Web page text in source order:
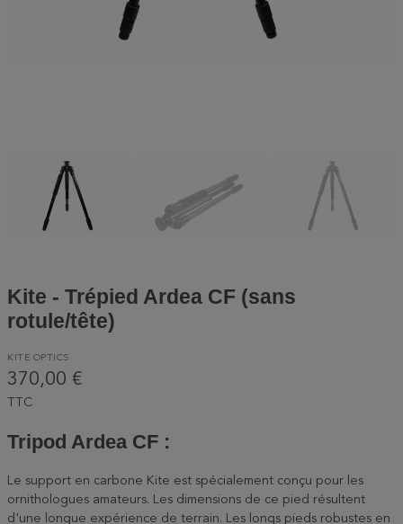
Kite - Trépied Ardea CF (sans
rotule/tête)
KITE OPTICS
370,00 €
TTC
Tripod Ardea CF :
Le support en carbone Kite est spécialement conçu pour les
ornithologues amateurs. Les dimensions de ce pied résultent
d'une longue expérience de terrain. Les longs pieds robustes en